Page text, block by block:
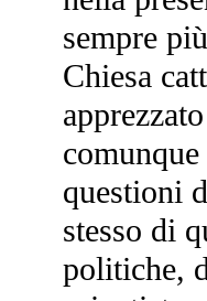
sempre
Chiesa
questioni
stesso di
politiche,